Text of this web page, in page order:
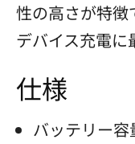
性の高さが特徴
デバイス充電に
仕様
バッテリー